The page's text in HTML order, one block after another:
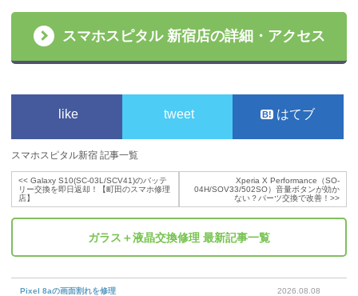
スマホスピタル 新宿店の詳細・アクセス
like tweet はてブ
スマホスピタル新宿 記事一覧
<<Galaxy S10(SC-03L/SCV41)のバッテ
リー交換を即日返却！【町田のスマホ修理
店】
Xperia X Performance（SO-
04H/SOV33/502SO）音量ボタンが効か
ない？パーツ交換で改善！ >>
ガラス＋液晶交換修理 最新記事一覧
Pixel 8aの画面割れを修理 2026.08.08